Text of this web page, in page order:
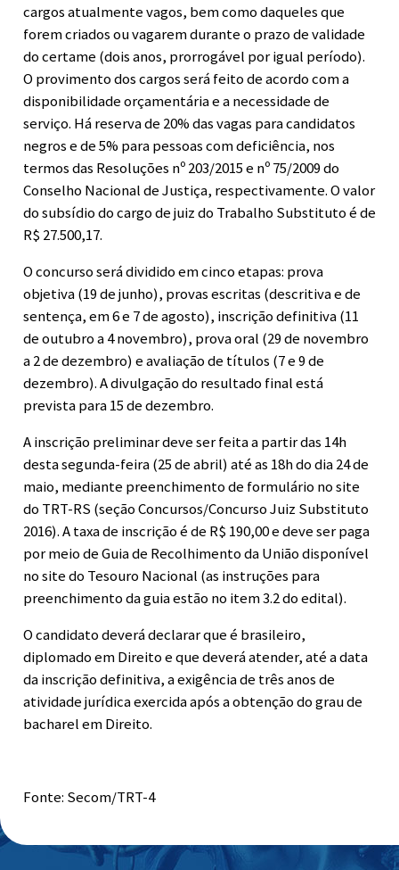
cargos atualmente vagos, bem como daqueles que
forem criados ou vagarem durante o prazo de validade
do certame (dois anos, prorrogável por igual período).
O provimento dos cargos será feito de acordo com a
disponibilidade orçamentária e a necessidade de
serviço. Há reserva de 20% das vagas para candidatos
negros e de 5% para pessoas com deficiência, nos
termos das Resoluções nº 203/2015 e nº 75/2009 do
Conselho Nacional de Justiça, respectivamente. O valor
do subsídio do cargo de juiz do Trabalho Substituto é de
R$ 27.500,17.
O concurso será dividido em cinco etapas: prova
objetiva (19 de junho), provas escritas (descritiva e de
sentença, em 6 e 7 de agosto), inscrição definitiva (11
de outubro a 4 novembro), prova oral (29 de novembro
a 2 de dezembro) e avaliação de títulos (7 e 9 de
dezembro). A divulgação do resultado final está
prevista para 15 de dezembro.
A inscrição preliminar deve ser feita a partir das 14h
desta segunda-feira (25 de abril) até as 18h do dia 24 de
maio, mediante preenchimento de formulário no site
do TRT-RS (seção Concursos/Concurso Juiz Substituto
2016). A taxa de inscrição é de R$ 190,00 e deve ser paga
por meio de Guia de Recolhimento da União disponível
no site do Tesouro Nacional (as instruções para
preenchimento da guia estão no item 3.2 do edital).
O candidato deverá declarar que é brasileiro,
diplomado em Direito e que deverá atender, até a data
da inscrição definitiva, a exigência de três anos de
atividade jurídica exercida após a obtenção do grau de
bacharel em Direito.
Fonte: Secom/TRT-4